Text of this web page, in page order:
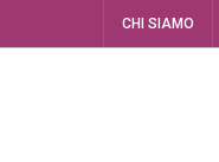
CHI SIAMO